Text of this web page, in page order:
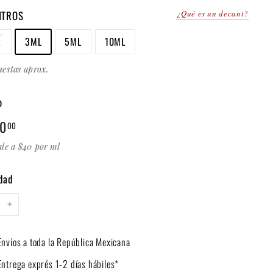
¿Qué es un decant?
3ML 5ML 10ML
aprox.
00
120.00
a $40 por ml
+
a toda la República Mexicana
exprés 1-2 días hábiles*